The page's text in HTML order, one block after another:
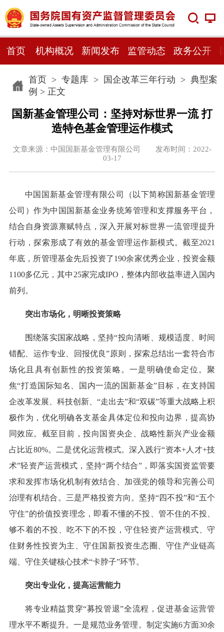
首页 机构概况 新闻发布 监管动态 政务公开
首页> 专题库> 国企改革三年行动 > 典型案
例 > 正文
国新基金管理公司：坚持对标世界一流 打
造特色基金管理运作模式
文章来源：中国国新基金管理有限公司 发布时间：2022-
03-17
中国国新基金管理有限公司（以下简称国新基金管理
公司）作为中国国新基金业务统筹管理和支撑服务平台，
结合自身资源禀赋特点，深入开展对标世界一流管理提升
行动，探索形成了有效的基金管理运作新模式。截至2021
年底，所管理基金先后投资了190余家优秀企业，投资金额
1100多亿元，其中25家完成IPO，整体内部收益率进入国内
前列。
突出市场化，明晰投资策略
围绕落实国家战略，坚持“投向清晰、规模适度、时间
错配、运作专业、回报优良”原则，探索总结出一套符合市
场化且具有创新性的投资策略。一是明确使命定位。聚
焦“打造国际知名、国内一流的国新基金”目标，在支持国
企改革发展、科技创新、“走出去”和“双碳”等重大战略上积
极作为，优化明确各支基金具体定位和投向边界，提高协
同效应。截至目前，投向国资央企、战略性新兴产业金额
占比近80%。二是优化运营模式。深入践行“资本+人才+技
术”轻资产运营模式，坚持“两个结合”，即落实国资监管要
求和发挥市场化机制有效结合、加强党的领导和完善公司
治理有机结合。三是严格投资方向。坚持“四不投”和“五个
守住”的价值投资理念，即看不懂的不投、管不住的不投、
够不着的不投、吃不下的不投，守住轻资产运营模式、守
住财务性投资为主、守住国新投资生态圈、守住产业链高
端、守住关键核心技术“卡脖子”环节。
突出专业化，提高运营能力
将专业精益贯穿“募投管退”全流程，促进基金运营管
理水平不断提升。一是规范业务管理。制定实施6方面30余